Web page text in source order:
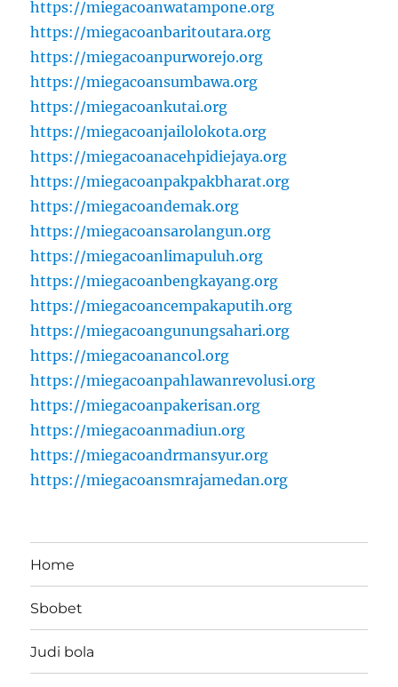
https://miegacoanwatampone.org
https://miegacoanbaritoutara.org
https://miegacoanpurworejo.org
https://miegacoansumbawa.org
https://miegacoankutai.org
https://miegacoanjailolokota.org
https://miegacoanacehpidiejaya.org
https://miegacoanpakpakbharat.org
https://miegacoandemak.org
https://miegacoansarolangun.org
https://miegacoanlimapuluh.org
https://miegacoanbengkayang.org
https://miegacoancempakaputih.org
https://miegacoangunungsahari.org
https://miegacoanancol.org
https://miegacoanpahlawanrevolusi.org
https://miegacoanpakerisan.org
https://miegacoanmadiun.org
https://miegacoandrmansyur.org
https://miegacoansmrajamedan.org
Home
Sbobet
Judi bola